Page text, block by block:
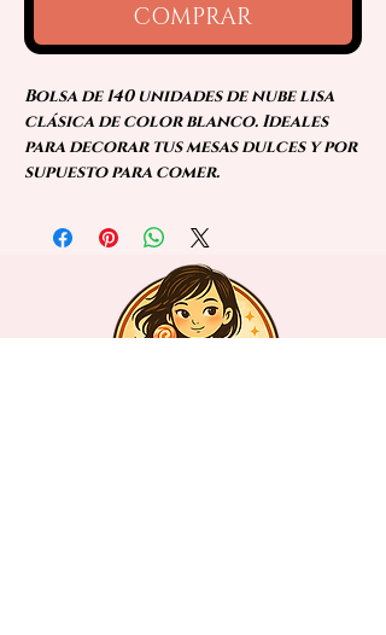
COMPRAR
Bolsa de 140 unidades de nube lisa
clásica de color blanco. Ideales
para decorar tus mesas dulces y por
supuesto para comer.